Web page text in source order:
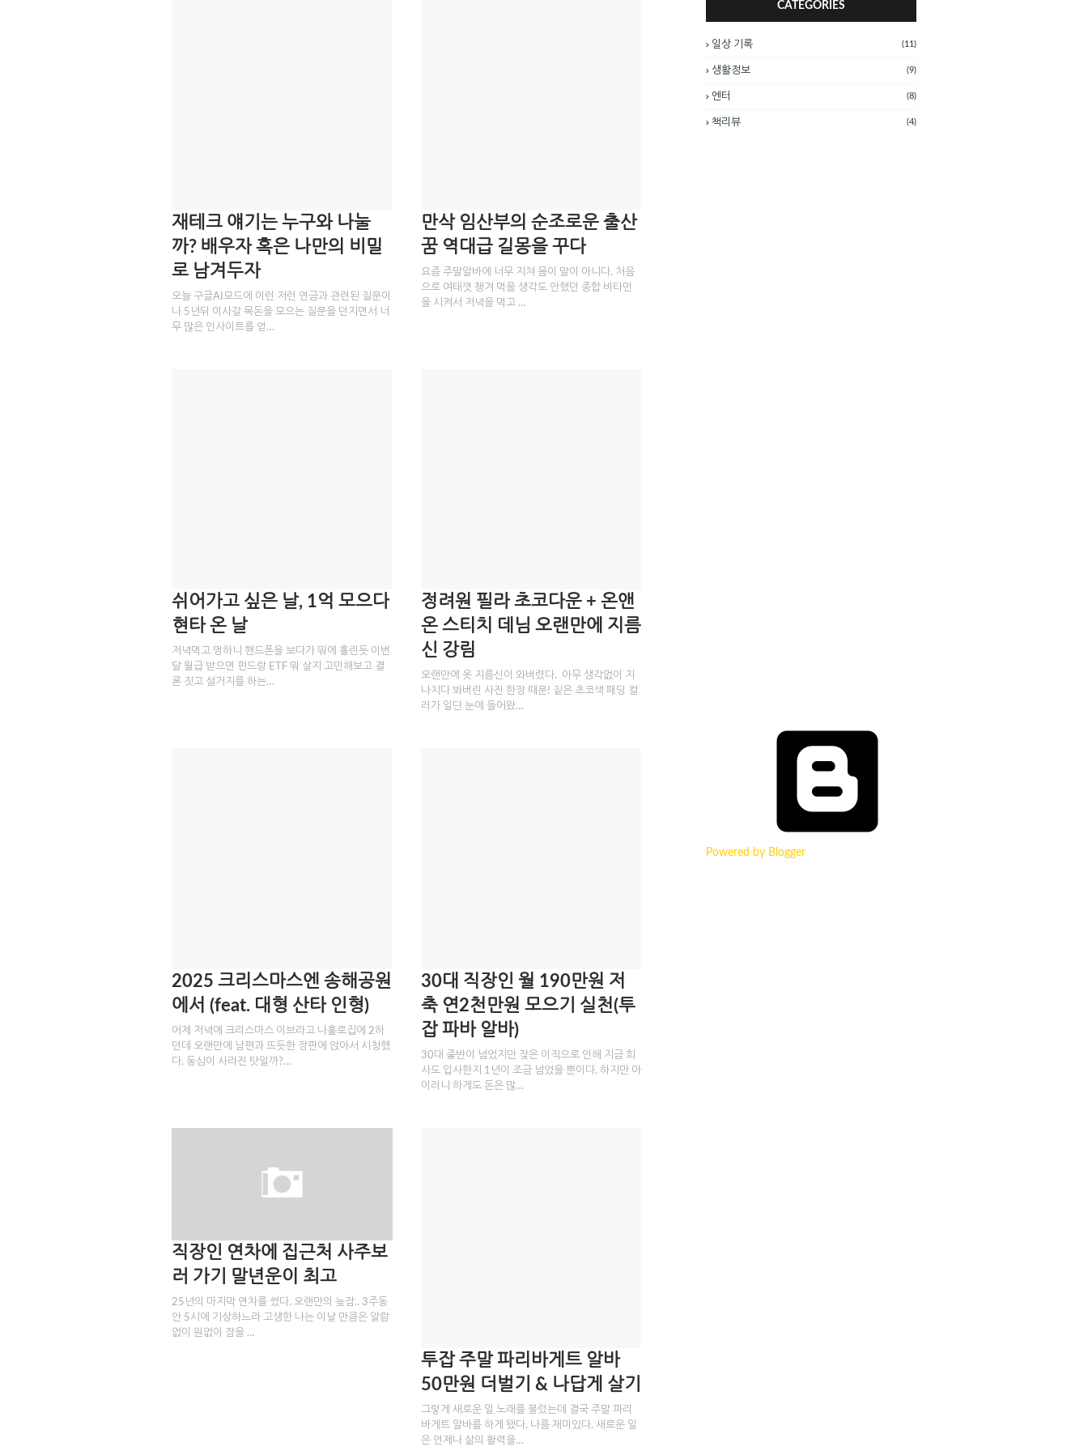
재테크 얘기는 누구와 나눌
까? 배우자 혹은 나만의 비밀
로 남겨두자
오늘 구글AI모드에 이런 저런 연금과 관련된 질문이
나 5년뒤 이사갈 목돈을 모으는 질문을 던지면서 너
무 많은 인사이트를 얻…
만삭 임산부의 순조로운 출산
꿈 역대급 길몽을 꾸다
요즘 주말알바에 너무 지쳐 몸이 말이 아니다. 처음
으로 여태껏 챙겨 먹을 생각도 안했던 종합 비타민
을 시켜서 저녁을 먹고 …
쉬어가고 싶은 날, 1억 모으다
현타 온 날
저녁먹고 멍하니 핸드폰을 보다가 뭐에 홀린듯 이번
달 월급 받으면 펀드랑 ETF 뭐 살지 고민해보고 결
론 짓고 설거지를 하는…
정려원 필라 초코다운 + 온앤
온 스티치 데님 오랜만에 지름
신 강림
오랜만에 옷 지름신이 와버렸다. 아무 생각없이 지
나치다 봐버린 사진 한장 때문! 짙은 초코색 패딩 컬
러가 일단 눈에 들어왔…
2025 크리스마스엔 송해공원
에서 (feat. 대형 산타 인형)
어제 저녁에 크리스마스 이브라고 나홀로집에 2하
던데 오랜만에 남편과 뜨듯한 장판에 앉아서 시청했
다. 동심이 사라진 탓일까?…
30대 직장인 월 190만원 저
축 연2천만원 모으기 실천(투
잡 파바 알바)
30대 중반이 넘었지만 잦은 이직으로 인해 지금 회
사도 입사한지 1년이 조금 넘었을 뿐이다. 하지만 아
이러니 하게도 돈은 많…
직장인 연차에 집근처 사주보
러 가기 말년운이 최고
25년의 마지막 연차를 썼다. 오랜만의 늦잠.. 3주동
안 5시에 기상하느라 고생한 나는 이날 만큼은 알람
없이 원없이 잠을 …
투잡 주말 파리바게트 알바
50만원 더벌기 & 나답게 살기
그렇게 새로운 일 노래를 불렀는데 결국 주말 파리
바게트 알바를 하게 됐다. 나름 재미있다. 새로운 일
은 언제나 삶의 활력을…
CATEGORIES
일상 기록 (11)
생활정보 (9)
엔터 (8)
책리뷰 (4)
Powered by Blogger